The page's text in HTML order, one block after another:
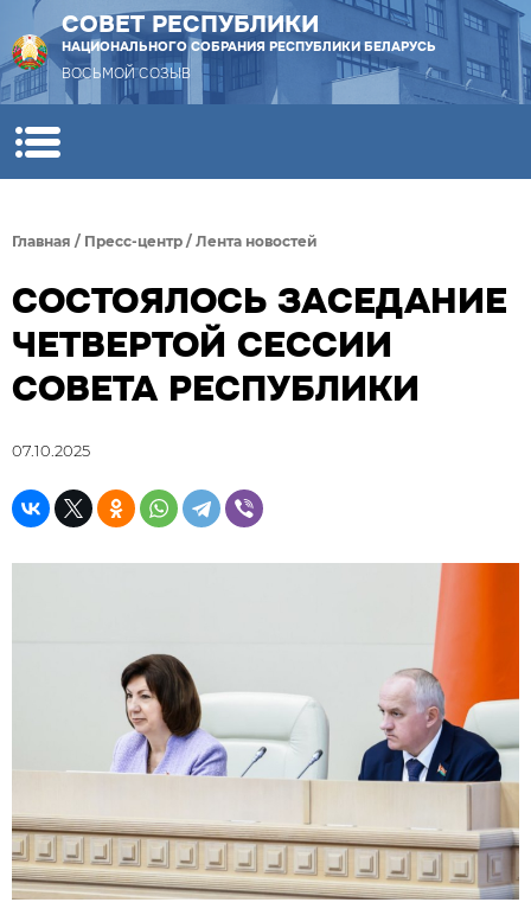
СОВЕТ РЕСПУБЛИКИ
НАЦИОНАЛЬНОГО СОБРАНИЯ РЕСПУБЛИКИ БЕЛАРУСЬ
ВОСЬМОЙ СОЗЫВ
Главная / Пресс-центр / Лента новостей
СОСТОЯЛОСЬ ЗАСЕДАНИЕ
ЧЕТВЕРТОЙ СЕССИИ
СОВЕТА РЕСПУБЛИКИ
07.10.2025